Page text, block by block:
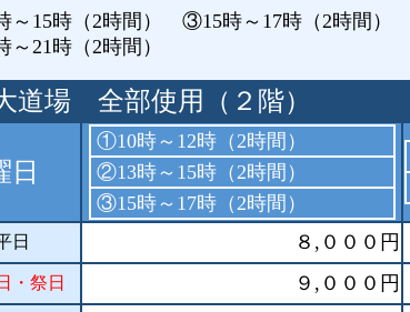
～15時（2時間） ③15時～17時（2時間）
（2時間）
道場 全部使用（２階）
日
①10時～12時（2時間）
②13時～15時（2時間）
③15時～17時（2時間）
日 ８,０００円
・祭日 ９,０００円